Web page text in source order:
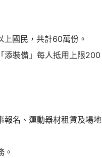
國民，共計60萬份。
添裝備」每人抵用上限200
報名、運動器材租賃及場地
。